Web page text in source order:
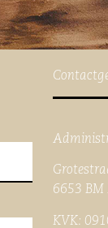
6653
KVK: